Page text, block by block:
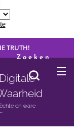
TRUTH!
en ware
Zoeken